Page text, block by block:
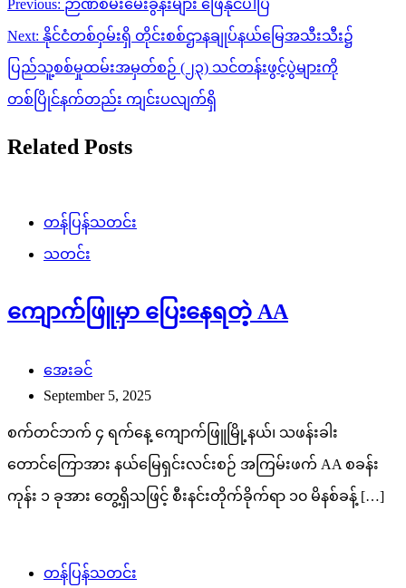
navigation
Previous: ဉာဏ်စမ်းမေးခွန်းများ ဖြေနိုင်ပါပြီ
Next: နိုင်ငံတစ်ဝှမ်းရှိ တိုင်းစစ်ဌာနချုပ်နယ်မြေအသီးသီး၌
ပြည်သူ့စစ်မှုထမ်းအမှတ်စဉ် (၂၃) သင်တန်းဖွင့်ပွဲများကို
တစ်ပြိုင်နက်တည်း ကျင်းပလျက်ရှိ
Related Posts
တန်ပြန်သတင်း
သတင်း
ကျောက်ဖြူမှာ ပြေးနေရတဲ့ AA
အေးခင်
September 5, 2025
စက်တင်ဘက် ၄ ရက်နေ့ ကျောက်ဖြူမြို့နယ်၊ သဖန်းခါး
တောင်ကြောအား နယ်မြေရှင်းလင်းစဉ် အကြမ်းဖက် AA စခန်း
ကုန်း ၁ ခုအား တွေ့ရှိသဖြင့် စီးနင်းတိုက်ခိုက်ရာ ၁၀ မိနစ်ခန့် […]
တန်ပြန်သတင်း